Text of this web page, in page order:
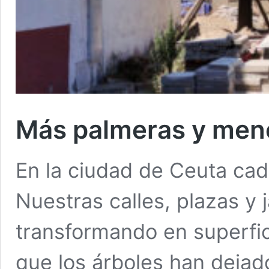
Más palmeras y
En la ciudad de Ceuta
Nuestras calles, plazas y
transformando en
que los árboles han